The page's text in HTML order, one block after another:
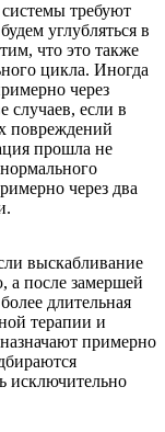
требуют
углубляться в
что это также
цикла. Иногда
через
случаев, если в
повреждений
прошла не
через два
выскабливание
а после замершей
длительная
терапии и
примерно
исключительно